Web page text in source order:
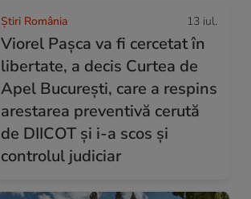
Știri România 13 iul.
Viorel Pașca va fi cercetat în
libertate, a decis Curtea de
Apel București, care a respins
arestarea preventivă cerută
de DIICOT și i-a scos și
controlul judiciar